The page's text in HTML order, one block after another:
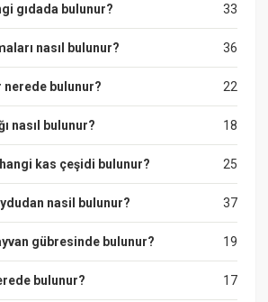
33
gıdada bulunur?
36
nasıl bulunur?
22
bulunur?
18
nasıl bulunur?
25
kas çeşidi bulunur?
37
nasil bulunur?
19
gübresinde bulunur?
17
bulunur?